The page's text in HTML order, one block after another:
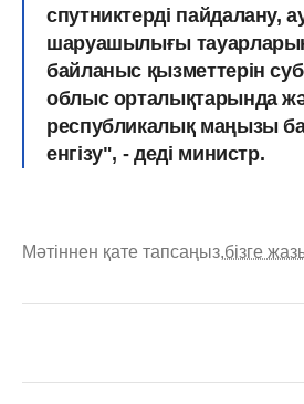
спутниктерді пайдалану,
шаруашылығы
байланыс қызметтерін
облыс орталықтарында
республикалық маңызы
енгізу", - деді министр.
Мәтіннен қате тапсаңыз,бізге